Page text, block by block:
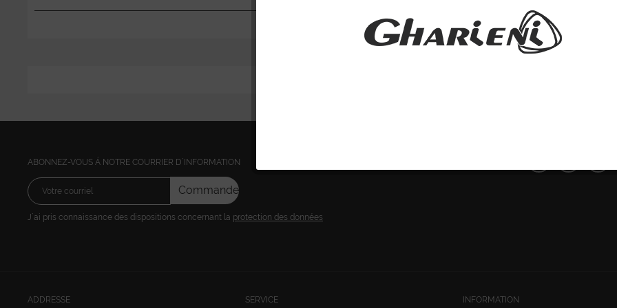
ABONNEZ-VOUS Á NOTRE COURRIER D´INFORMATION
Commandez
J´ai pris connaissance des dispositions concernant la protection des données
ADDRESSE SERVICE INFORMATION